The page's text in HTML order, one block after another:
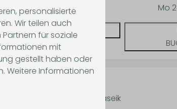
Mo
ANSEHEN
Belgien, Neeroeteren-Maaseik
personalisierte
Wir teilen auch
für soziale
mit
gestellt haben oder
Weitere Informationen